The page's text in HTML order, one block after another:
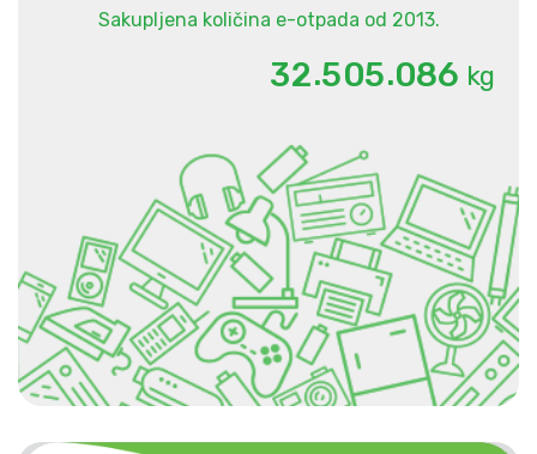
Sakupljena količina e-otpada od 2013.
32.505.086 kg